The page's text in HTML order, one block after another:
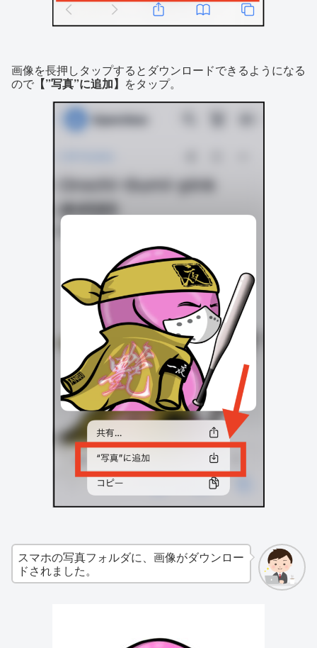
画像を長押しタップするとダウンロードできるようになる
ので 【”写真”に追加】 をタップ。
スマホの写真フォルダに、画像がダウンロー
ドされました。